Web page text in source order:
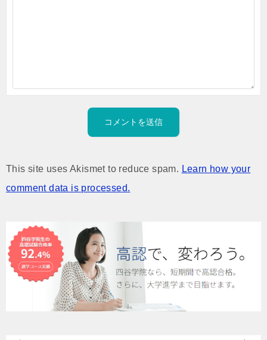
This site uses Akismet to reduce spam. Learn how your
comment data is processed.